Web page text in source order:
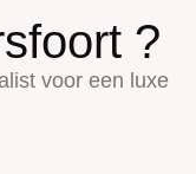
?
voor een luxe